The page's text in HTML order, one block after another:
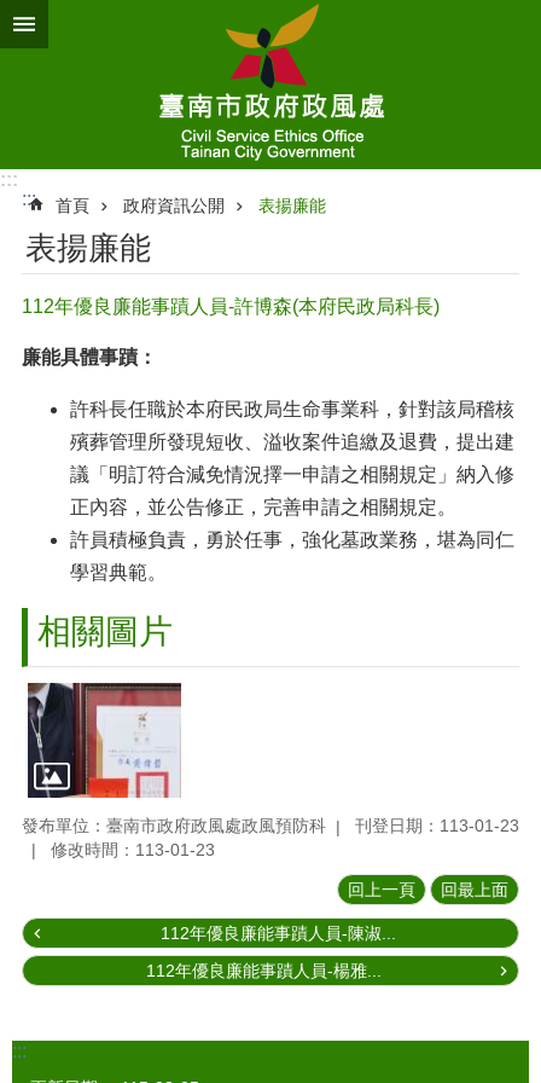
跳到主要內容區塊
:::
:::
首頁 政府資訊公開 表揚廉能
表揚廉能
112年優良廉能事蹟人員-許博森(本府民政局科長)
廉能具體事蹟：
許科長任職於本府民政局生命事業科，針對該局稽核
殯葬管理所發現短收、溢收案件追繳及退費，提出建
議「明訂符合減免情況擇一申請之相關規定」納入修
正內容，並公告修正，完善申請之相關規定。
許員積極負責，勇於任事，強化墓政業務，堪為同仁
學習典範。
相關圖片
發布單位：臺南市政府政風處政風預防科
刊登日期：113-01-23
修改時間：113-01-23
回上一頁 回最上面
112年優良廉能事蹟人員-陳淑...
112年優良廉能事蹟人員-楊雅...
:::